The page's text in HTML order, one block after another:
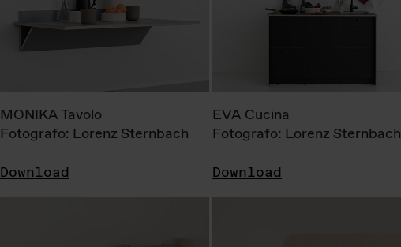
MONIKA Tavolo
Fotografo: Lorenz Sternbach
Download
EVA Cucina
Fotografo: Lorenz Sternbach
Download